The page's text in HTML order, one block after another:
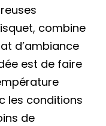
combine
d’ambiance
est de faire
les conditions
de